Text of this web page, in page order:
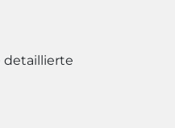
detaillierte